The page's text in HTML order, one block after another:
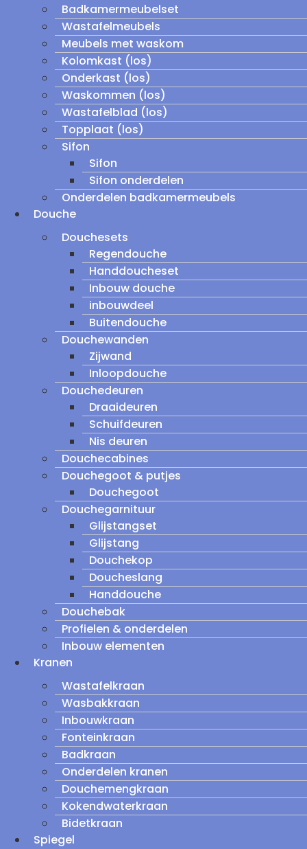
Badkamermeubelset
Wastafelmeubels
Meubels met waskom
Kolomkast (los)
Onderkast (los)
Waskommen (los)
Wastafelblad (los)
Topplaat (los)
Sifon
Sifon
Sifon onderdelen
Onderdelen badkamermeubels
Douche
Douchesets
Regendouche
Handdoucheset
Inbouw douche
inbouwdeel
Buitendouche
Douchewanden
Zijwand
Inloopdouche
Douchedeuren
Draaideuren
Schuifdeuren
Nis deuren
Douchecabines
Douchegoot & putjes
Douchegoot
Douchegarnituur
Glijstangset
Glijstang
Douchekop
Doucheslang
Handdouche
Douchebak
Profielen & onderdelen
Inbouw elementen
Kranen
Wastafelkraan
Wasbakkraan
Inbouwkraan
Fonteinkraan
Badkraan
Onderdelen kranen
Douchemengkraan
Kokendwaterkraan
Bidetkraan
Spiegel